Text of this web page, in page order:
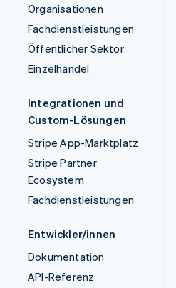
Organisationen
Fachdienstleistungen
Öffentlicher Sektor
Einzelhandel
Integrationen und
Custom-Lösungen
Stripe App-Marktplatz
Stripe Partner
Ecosystem
Fachdienstleistungen
Entwickler/innen
Dokumentation
API-Referenz